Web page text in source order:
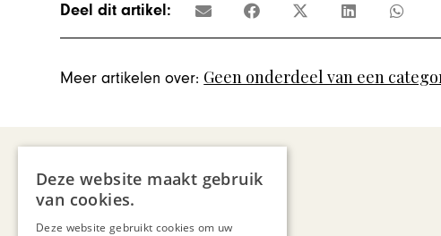
Deel dit artikel:
Meer artikelen over: Geen onderdeel van een
Deze website maakt gebruik
van cookies.
Deze website gebruikt cookies om uw